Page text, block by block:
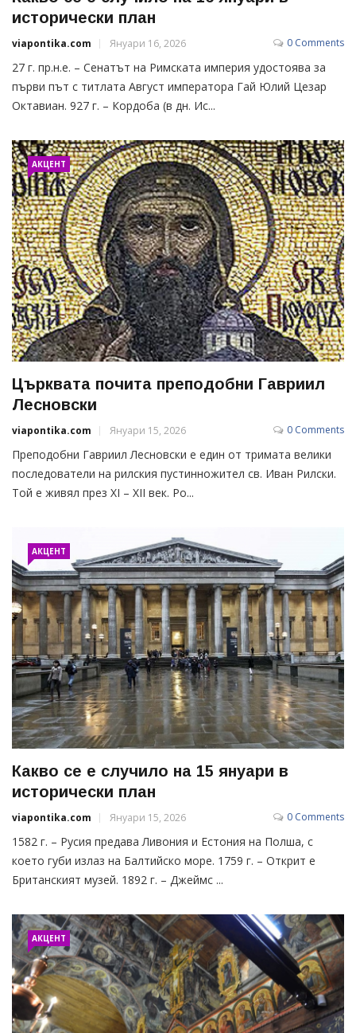
исторически план
viapontika.com Януари 16, 2026 0 Comments
27 г. пр.н.е. – Сенатът на Римската империя удостоява за
първи път с титлата Август императора Гай Юлий Цезар
Октавиан. 927 г. – Кордоба (в дн. Ис...
АКЦЕНТ
Църквата почита преподобни Гавриил
Лесновски
viapontika.com Януари 15, 2026 0 Comments
Преподобни Гавриил Лесновски е един от тримата велики
последователи на рилския пустинножител св. Иван Рилски.
Той е живял през ХІ – ХІІ век. Ро...
АКЦЕНТ
Какво се е случило на 15 януари в
исторически план
viapontika.com Януари 15, 2026 0 Comments
1582 г. – Русия предава Ливония и Естония на Полша, с
което губи излаз на Балтийско море. 1759 г. – Открит е
Британският музей. 1892 г. – Джеймс ...
АКЦЕНТ